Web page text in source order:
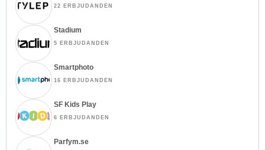
22 ERBJUDANDEN
Stadium
5 ERBJUDANDEN
Smartphoto
16 ERBJUDANDEN
SF Kids Play
6 ERBJUDANDEN
Parfym.se